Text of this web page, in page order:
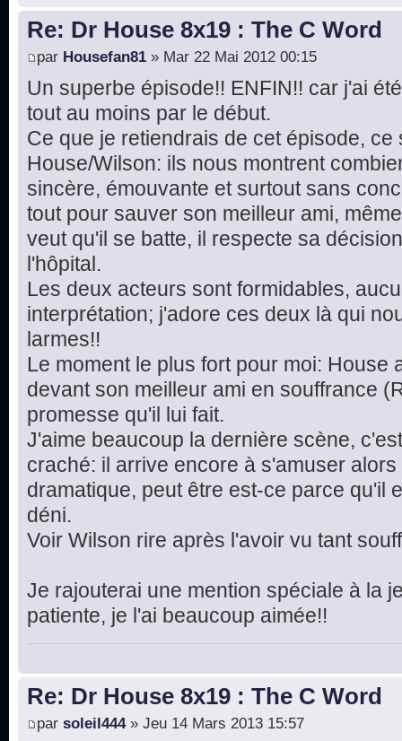
Re: Dr House 8x19 : The C Word
par Housefan81 » Mar 22 Mai 2012 00:15
Un superbe épisode!! ENFIN!! car j'ai
tout au moins par le début.
Ce que je retiendrais de cet épisode, ce
House/Wilson: ils nous montrent
sincère, émouvante et surtout sans
tout pour sauver son meilleur ami,
veut qu'il se batte, il respecte sa
l'hôpital.
Les deux acteurs sont formidables,
interprétation; j'adore ces deux là qui
larmes!!
Le moment le plus fort pour moi: House
devant son meilleur ami en souffrance
promesse qu'il lui fait.
J'aime beaucoup la dernière scène,
craché: il arrive encore à s'amuser
dramatique, peut être est-ce parce qu'il
déni.
Voir Wilson rire après l'avoir vu tant
Je rajouterai une mention spéciale à la
patiente, je l'ai beaucoup aimée!!
Re: Dr House 8x19 : The C Word
par soleil444» Jeu 14 Mars 2013 15:57